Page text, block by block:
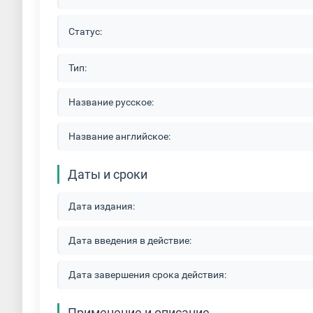
Статус:
Тип:
Название русское:
Название английское:
Даты и сроки
Дата издания:
Дата введения в действие:
Дата завершения срока действия: